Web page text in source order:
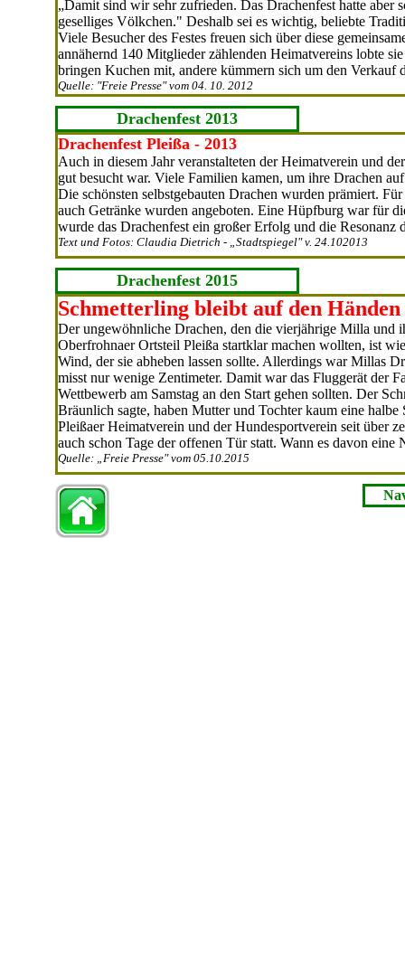
„Damit sind wir sehr zufrieden. Das Drachenfest hatte aber
geselliges Völkchen." Des­halb sei es wichtig, beliebte
Viele Besucher des Festes freuen sich über diese
annähernd 140 Mitglieder zählenden Heimat­vereins lobte
bringen Kuchen mit, andere kümmern sich um den Verkauf
Quelle: "Freie Presse" vom 04. 10. 2012
Drachenfest 2013
Drachenfest Pleißa - 2013
Auch in diesem Jahr veranstalteten der Heimatverein und
gut besucht war. Viele Familien kamen, um ihre Drachen
Die schönsten selbstgebauten Drachen wurden prämiert.
auch Getränke wurden an­geboten. Eine Hüpfburg war für
wurde das Drachenfest ein großer Erfolg und die Resonanz
Text und Fotos: Claudia Dietrich - „Stadtspiegel" v. 24.102013
Drachenfest 2015
Schmetterling bleibt auf den Händen
Der ungewöhnliche Drachen, den die vierjährige Milla
Oberfrohnaer Ortsteil Pleißa startklar machen wollten, ist
Wind, der sie abheben lassen sollte. Allerdings war Millas
misst nur wenige Zentimeter. Damit war das Fluggerät der
Wettbewerb am Samstag an den Start gehen sollten. Der
Bräunlich sagte, haben Mutter und Tochter kaum eine
Pleißaer Hei­matverein und der Hundesportver­ein seit über
auch schon Tage der offenen Tür statt. Wann es da­von eine
Quelle: „Freie Presse" vom 05.10.2015